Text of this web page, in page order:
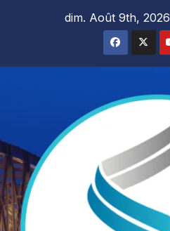
dim. Août 9th, 2026